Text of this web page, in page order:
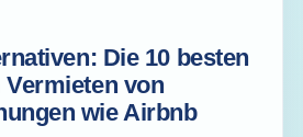
Die 10 besten
von
wie Airbnb